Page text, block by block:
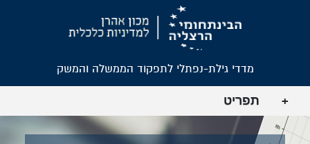
מדדי גילת-נפתלי לתפקוד הממשלה והמשק
+ תפריט